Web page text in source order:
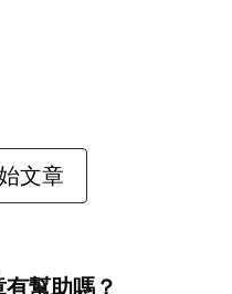
文章
幫助嗎？